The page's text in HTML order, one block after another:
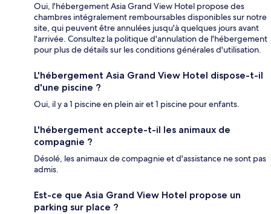
Oui, l'hébergement Asia Grand View Hotel propose des
chambres intégralement remboursables disponibles sur notre
site, qui peuvent être annulées jusqu'à quelques jours avant
l'arrivée. Consultez la politique d'annulation de l'hébergement
pour plus de détails sur les conditions générales d'utilisation.
L'hébergement Asia Grand View Hotel dispose-t-il
d'une piscine ?
Oui, il y a 1 piscine en plein air et 1 piscine pour enfants.
L'hébergement accepte-t-il les animaux de
compagnie ?
Désolé, les animaux de compagnie et d'assistance ne sont pas
admis.
Est-ce que Asia Grand View Hotel propose un
parking sur place ?